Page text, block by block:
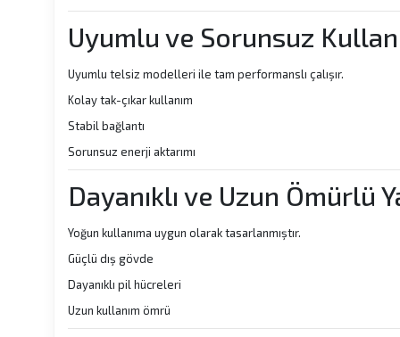
Uyumlu ve Sorunsuz
Uyumlu telsiz modelleri ile tam performanslı çalışır.
Kolay tak-çıkar kullanım
Stabil bağlantı
Sorunsuz enerji aktarımı
Dayanıklı ve Uzun Ömürlü
Yoğun kullanıma uygun olarak tasarlanmıştır.
Güçlü dış gövde
Dayanıklı pil hücreleri
Uzun kullanım ömrü